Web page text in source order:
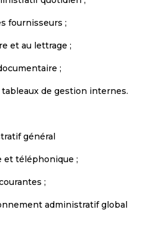
fournisseurs ;
et au lettrage ;
;
de gestion internes.
général
et téléphonique ;
;
administratif global